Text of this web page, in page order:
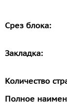
Срез блока:
Закладка:
Количество
Полное